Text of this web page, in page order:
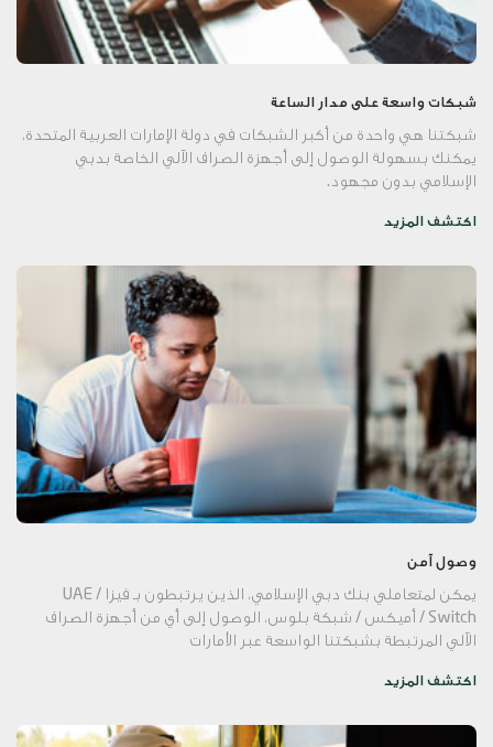
شبكات واسعة على مدار الساعة
شبكتنا هي واحدة من أكبر الشبكات في دولة الإمارات العربية المتحدة،
يمكنك بسهولة الوصول إلى أجهزة الصراف الآلي الخاصة بدبي
الإسلامي بدون مجهود.
اكتشف المزيد
وصول آمن
يمكن لمتعاملي بنك دبي الإسلامي، الذين يرتبطون بـ فيزا / UAE
Switch / أميكس / شبكة بلوس، الوصول إلى أي من أجهزة الصراف
الآلي المرتبطة بشبكتنا الواسعة عبر الأمارات
اكتشف المزيد